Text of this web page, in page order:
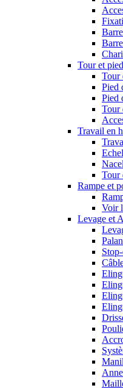
Tour et
Tour
Pied
Pied
Tour
Travail en
Tour
Rampe et
Voir
Levage et